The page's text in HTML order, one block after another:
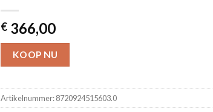
€ 366,00
KOOP NU
Artikelnummer:8720924515603.0